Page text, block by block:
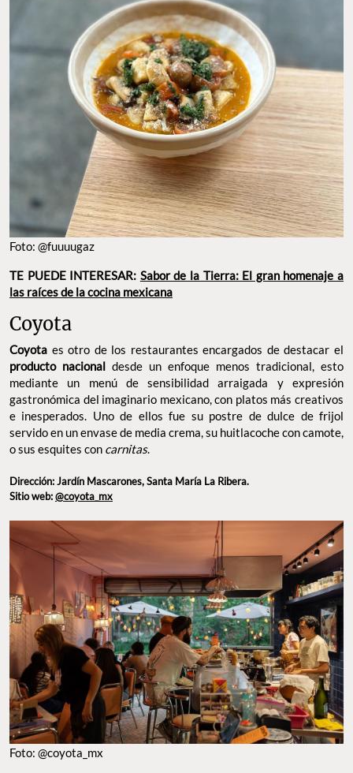
Foto: @fuuuugaz
TE PUEDE INTERESAR: Sabor de la Tierra: El gran homenaje a
las raíces de la cocina mexicana
Coyota
Coyota es otro de los restaurantes encargados de destacar el
producto nacional desde un enfoque menos tradicional, esto
mediante un menú de sensibilidad arraigada y expresión
gastronómica del imaginario mexicano, con platos más creativos
e inesperados. Uno de ellos fue su postre de dulce de frijol
servido en un envase de media crema, su huitlacoche con camote,
o sus esquites con carnitas.
Dirección: Jardín Mascarones, Santa María La Ribera.
Sitio web:@coyota_mx
Foto: @coyota_mx